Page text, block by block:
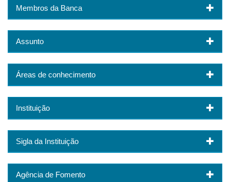
Membros da Banca
Assunto
Áreas de conhecimento
Instituição
Sigla da Instituição
Agência de Fomento